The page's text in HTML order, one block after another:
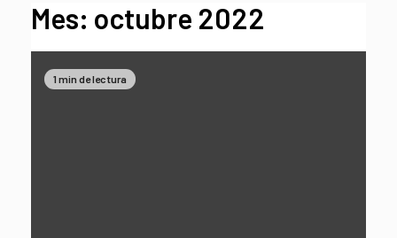
Mes: octubre 2022
1 min de lectura